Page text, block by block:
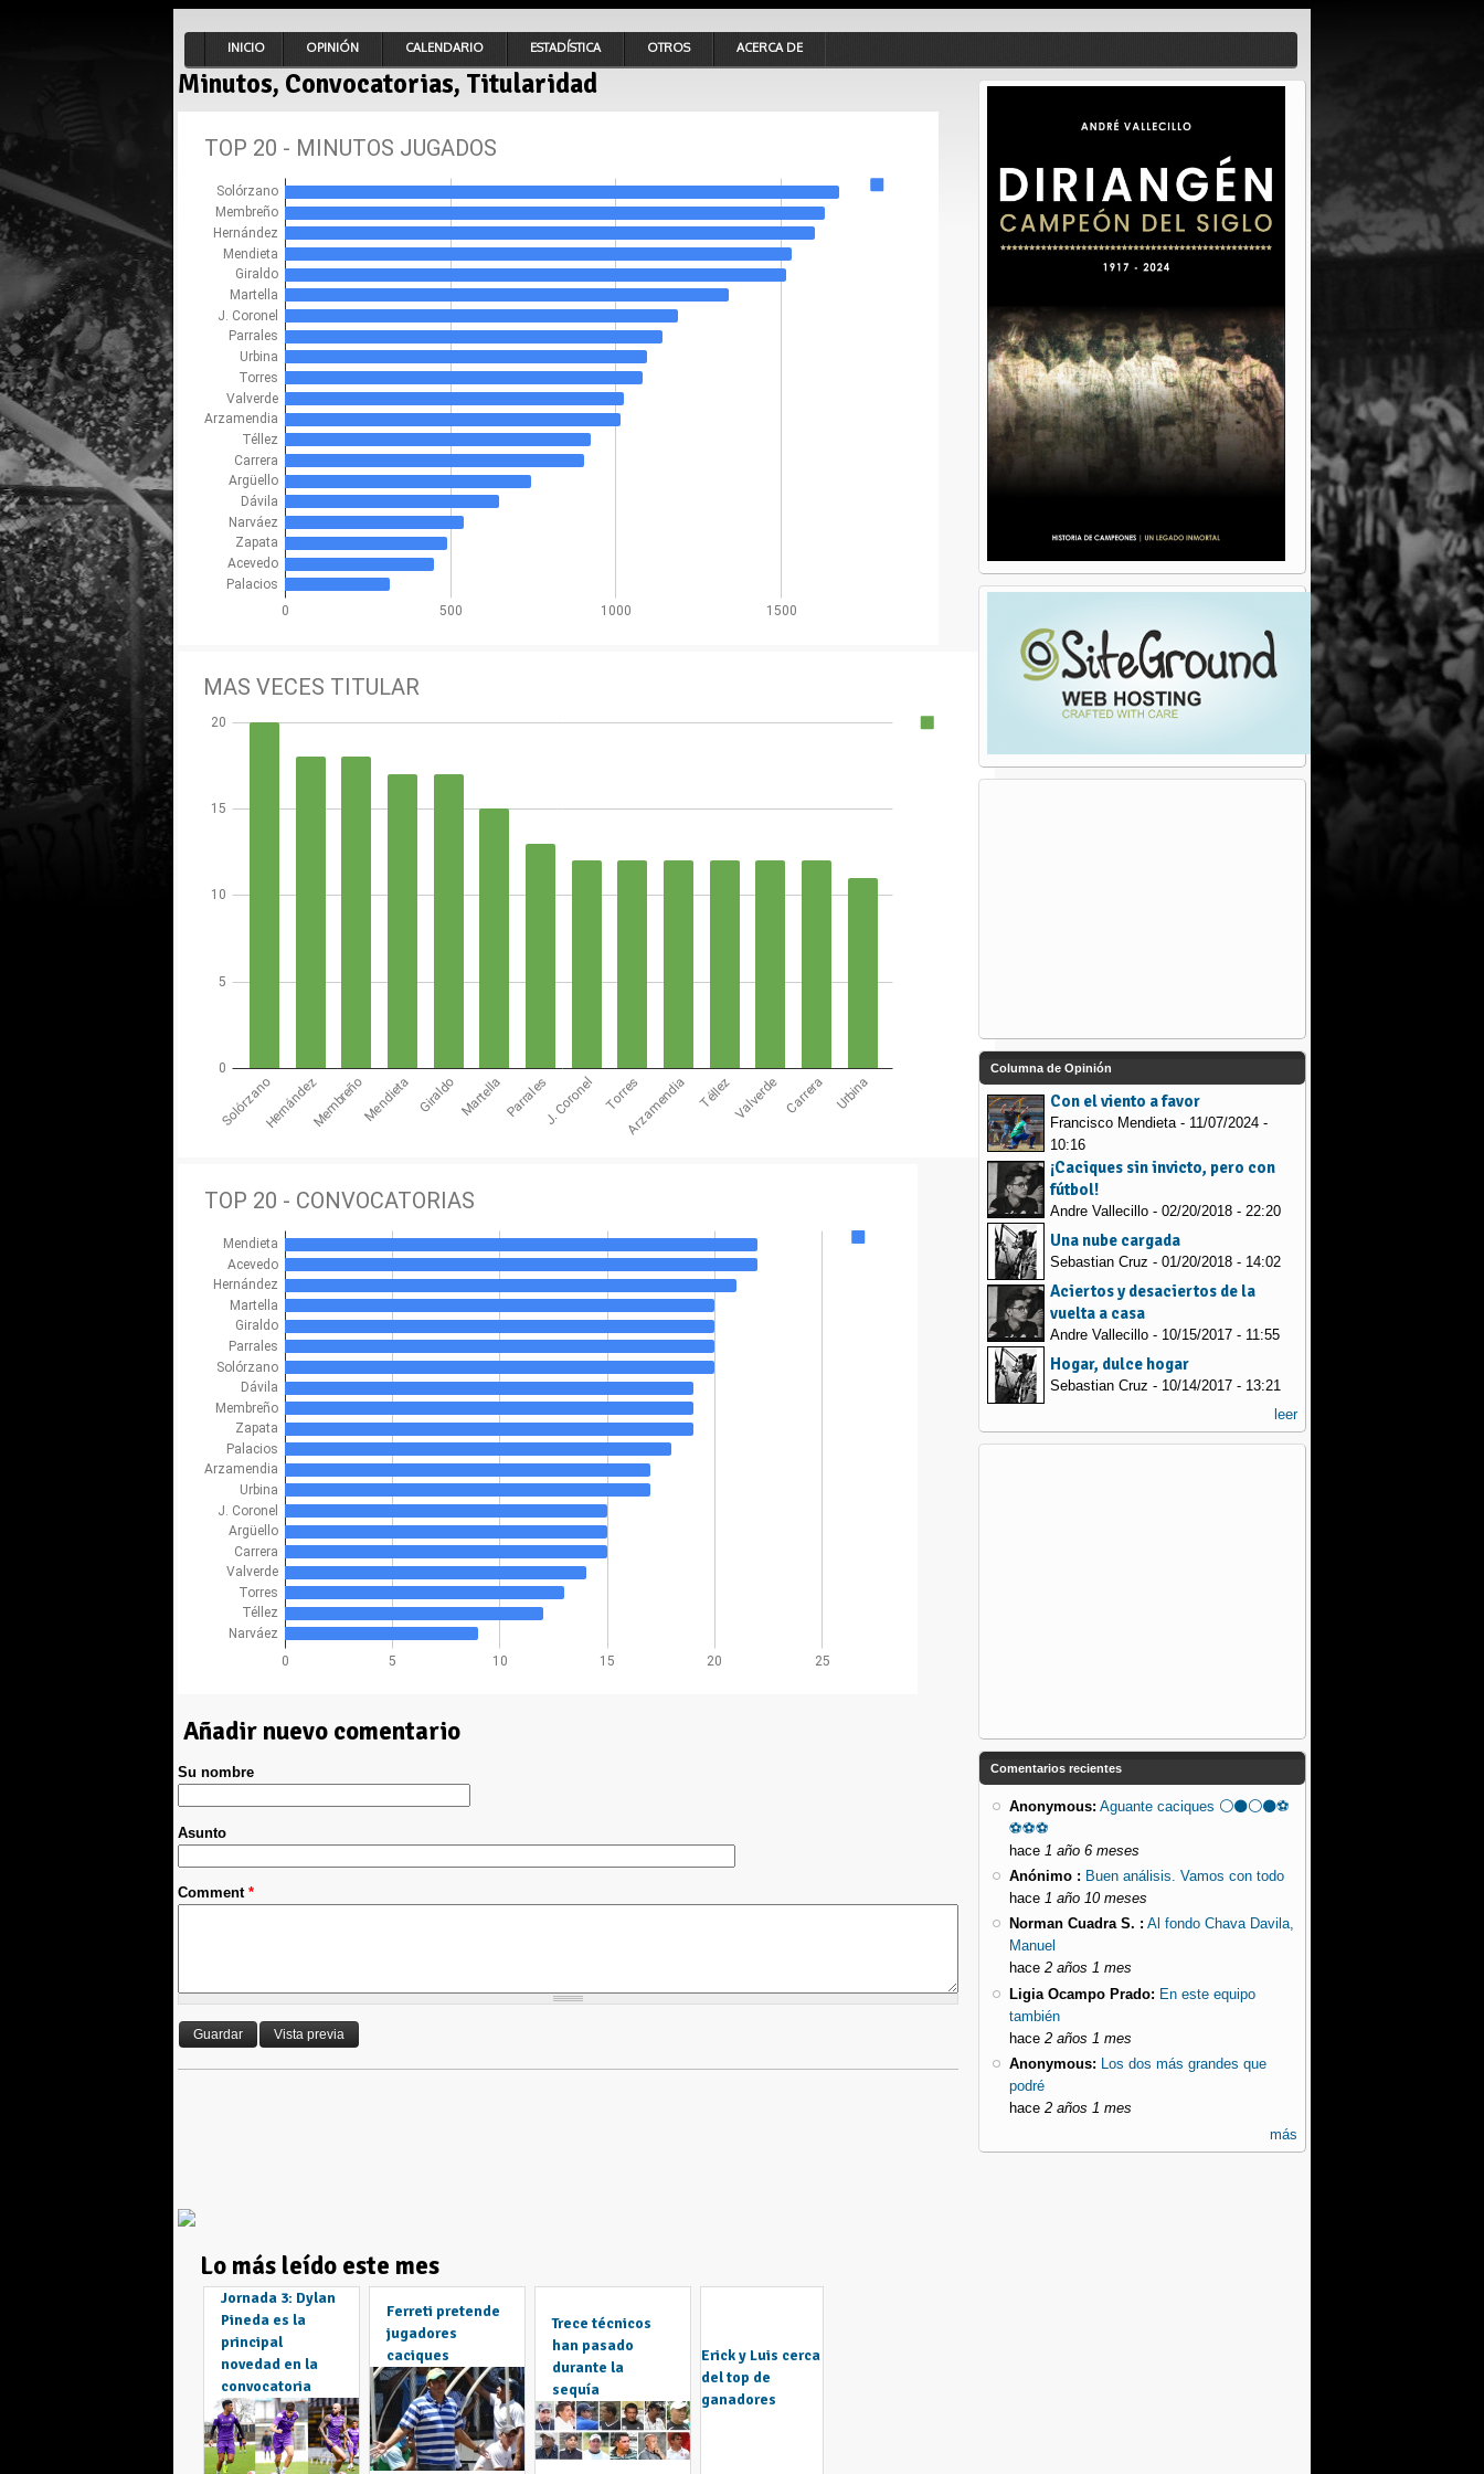
INICIO OPINIÓN CALENDARIO ESTADÍSTICA OTROS ACERCA DE
Minutos, Convocatorias, Titularidad
Añadir nuevo comentario
Su nombre
Asunto
Comment *
Lo más leído este mes
Jornada 3: Dylan
Pineda es la
principal
novedad en la
convocatoria
Ferreti pretende
jugadores
caciques
Trece técnicos
han pasado
durante la
sequía
Erick y Luis cerca
del top de
ganadores
Columna de Opinión
Con el viento a favor
Francisco Mendieta - 11/07/2024 -
10:16
¡Caciques sin invicto, pero con
fútbol!
Andre Vallecillo - 02/20/2018 - 22:20
Una nube cargada
Sebastian Cruz - 01/20/2018 - 14:02
Aciertos y desaciertos de la
vuelta a casa
Andre Vallecillo - 10/15/2017 - 11:55
Hogar, dulce hogar
Sebastian Cruz - 10/14/2017 - 13:21
leer
Comentarios recientes
Anonymous: Aguante caciques ⚪⚫⚪⚫⚽️
⚽️⚽️⚽️
hace 1 año 6 meses
Anónimo : Buen análisis. Vamos con todo
hace 1 año 10 meses
Norman Cuadra S. : Al fondo Chava Davila,
Manuel
hace 2 años 1 mes
Ligia Ocampo Prado: En este equipo
también
hace 2 años 1 mes
Anonymous: Los dos más grandes que
podré
hace 2 años 1 mes
más